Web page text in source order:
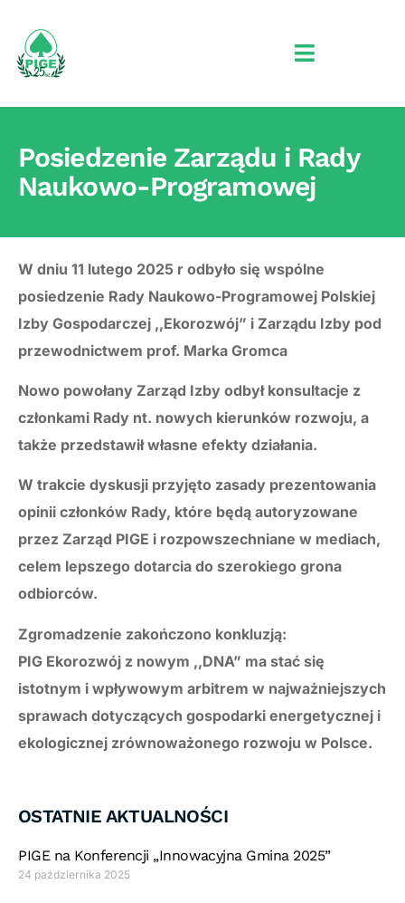
Posiedzenie Zarządu i Rady
Naukowo-Programowej
W dniu 11 lutego 2025 r odbyło się wspólne
posiedzenie Rady Naukowo-Programowej Polskiej
Izby Gospodarczej ,,Ekorozwój” i Zarządu Izby pod
przewodnictwem prof. Marka Gromca
Nowo powołany Zarząd Izby odbył konsultacje z
członkami Rady nt. nowych kierunków rozwoju, a
także przedstawił własne efekty działania.
W trakcie dyskusji przyjęto zasady prezentowania
opinii członków Rady, które będą autoryzowane
przez Zarząd PIGE i rozpowszechniane w mediach,
celem lepszego dotarcia do szerokiego grona
odbiorców.
Zgromadzenie zakończono konkluzją:
PIG Ekorozwój z nowym ,,DNA” ma stać się
istotnym i wpływowym arbitrem w najważniejszych
sprawach dotyczących gospodarki energetycznej i
ekologicznej zrównoważonego rozwoju w Polsce.
OSTATNIE AKTUALNOŚCI
PIGE na Konferencji „Innowacyjna Gmina 2025”
24 października 2025